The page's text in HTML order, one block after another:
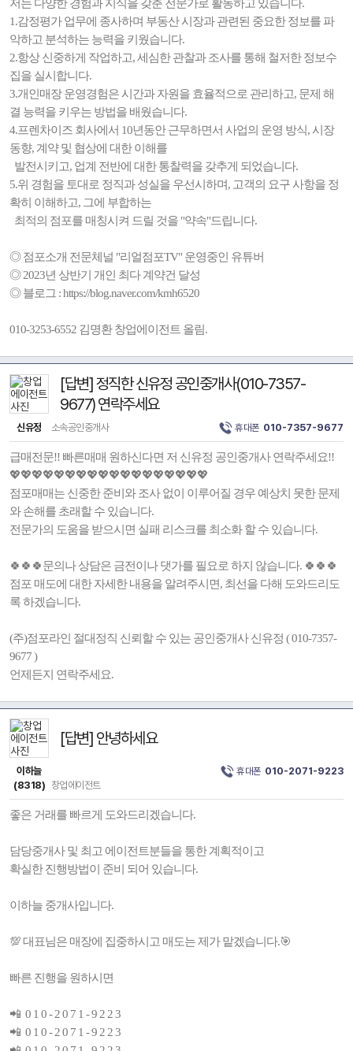
저는 다양한 경험과 지식을 갖춘 전문가로 활동하고 있습니다.
1.감정평가 업무에 종사하며 부동산 시장과 관련된 중요한 정보를 파
악하고 분석하는 능력을 키웠습니다.
2.항상 신중하게 작업하고, 세심한 관찰과 조사를 통해 철저한 정보수
집을 실시합니다.
3.개인매장 운영경험은 시간과 자원을 효율적으로 관리하고, 문제 해
결 능력을 키우는 방법을 배웠습니다.
4.프렌차이즈 회사에서 10년동안 근무하면서 사업의 운영 방식, 시장
동향, 계약 및 협상에 대한 이해를
발전시키고, 업계 전반에 대한 통찰력을 갖추게 되었습니다.
5.위 경험을 토대로 정직과 성실을 우선시하며, 고객의 요구 사항을 정
확히 이해하고, 그에 부합하는
최적의 점포를 매칭시켜 드릴 것을 "약속"드립니다.
◎ 점포소개 전문체널 "리얼점포TV" 운영중인 유튜버
◎ 2023년 상반기 개인 최다 계약건 달성
◎ 블로그 : https://blog.naver.com/kmh6520
010-3253-6552 김명환 창업에이전트 올림.
[답변] 정직한 신유정 공인중개사(010-7357-
9677) 연락주세요
신유정 소속공인중개사 휴대폰 010-7357-9677
급매전문!! 빠른매매 원하신다면 저 신유정 공인중개사 연락주세요!!
💖💖💖💖💖💖💖💖💖💖💖💖💖💖💖💖💖💖
점포매매는 신중한 준비와 조사 없이 이루어질 경우 예상치 못한 문제
와 손해를 초래할 수 있습니다.
전문가의 도움을 받으시면 실패 리스크를 최소화 할 수 있습니다.
🍀🍀🍀문의나 상담은 금전이나 댓가를 필요로 하지 않습니다. 🍀🍀🍀
점포 매도에 대한 자세한 내용을 알려주시면, 최선을 다해 도와드리도
록 하겠습니다.
(주)점포라인 절대정직 신뢰할 수 있는 공인중개사 신유정 ( 010-7357-
9677 )
언제든지 연락주세요.
[답변] 안녕하세요
이하늘
(8318) 창업에이전트
휴대폰 010-2071-9223
좋은 거래를 빠르게 도와드리겠습니다.
담당중개사 및 최고 에이전트분들을 통한 계획적이고
확실한 진행방법이 준비 되어 있습니다.
이하늘 중개사입니다.
💯 대표님은 매장에 집중하시고 매도는 제가 맡겠습니다.🎯
빠른 진행을 원하시면
📲 0 1 0 - 2 0 7 1 - 9 2 2 3
📲 0 1 0 - 2 0 7 1 - 9 2 2 3